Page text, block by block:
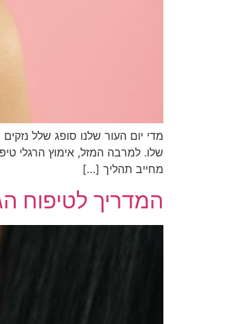
מדי יום העור שלנו סופג שלל
שלו. למרבה המזל, אימוץ הרגלי
מחייב תהליך […]
המדריך לטיפוח